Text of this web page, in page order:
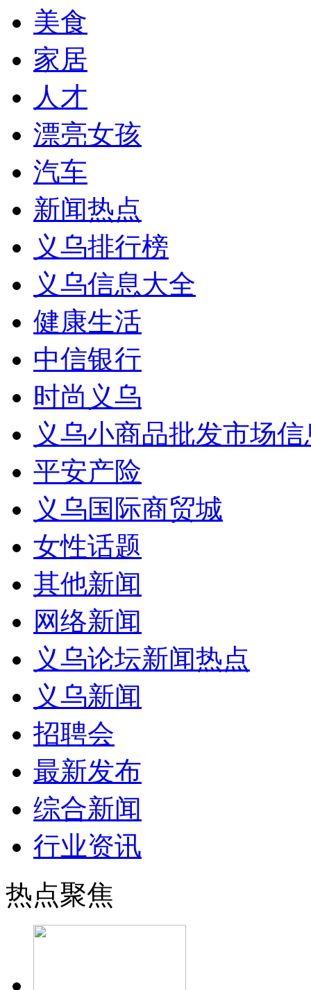
美食
家居
人才
漂亮女孩
汽车
新闻热点
义乌排行榜
义乌信息大全
健康生活
中信银行
时尚义乌
义乌小商品批发市场
平安产险
义乌国际商贸城
女性话题
其他新闻
网络新闻
义乌论坛新闻热点
义乌新闻
招聘会
最新发布
综合新闻
行业资讯
热点聚焦